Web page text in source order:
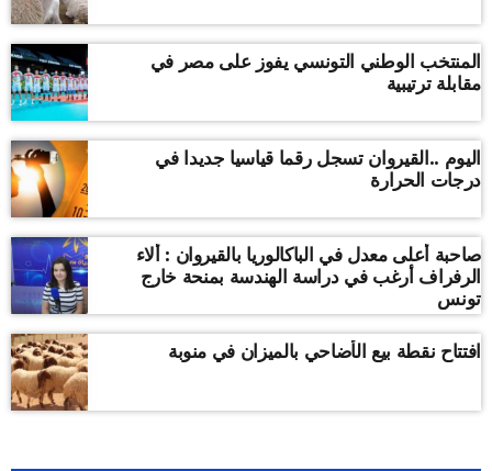
المنتخب الوطني التونسي يفوز على مصر في
مقابلة ترتيبية
اليوم ..القيروان تسجل رقما قياسيا جديدا في
درجات الحرارة
صاحبة أعلى معدل في الباكالوريا بالقيروان : ألاء
الرفراف أرغب في دراسة الهندسة بمنحة خارج
تونس
افتتاح نقطة بيع الأضاحي بالميزان في منوبة